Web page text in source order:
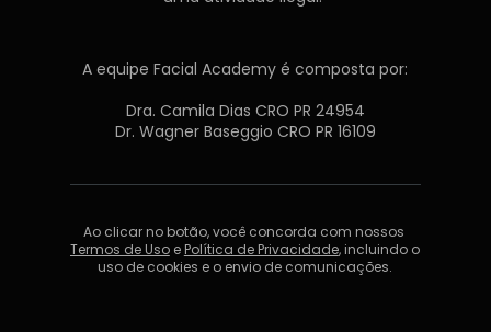
A equipe Facial Academy é composta por:
Dra. Camila Dias CRO PR 24954
Dr. Wagner Baseggio CRO PR 16109
Termos de Uso e Política de Privacidade, incluindo o
uso de cookies e o envio de comunicações.